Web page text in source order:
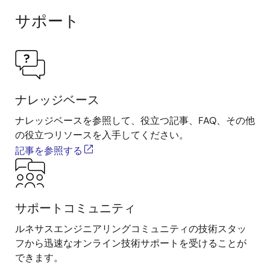
サポート
ナレッジベース
ナレッジベースを参照して、役立つ記事、FAQ、その他
の役立つリソースを入手してください。
記事を参照する
サポートコミュニティ
ルネサスエンジニアリングコミュニティの技術スタッ
フから迅速なオンライン技術サポートを受けることが
できます。